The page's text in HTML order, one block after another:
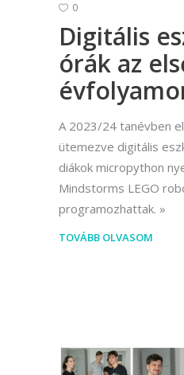
0
Digitális
órák az
A 2023/24 tanévben
ütemezve digitális
diákok micropython
Mindstorms LEGO
programozhattak.
TOVÁBB OLVASOM